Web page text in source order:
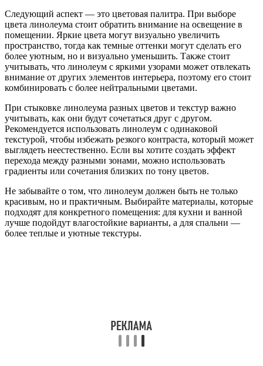
Следующий аспект — это цветовая палитра. При выборе
цвета линолеума стоит обратить внимание на освещение в
помещении. Яркие цвета могут визуально увеличить
пространство, тогда как темные оттенки могут сделать его
более уютным, но и визуально уменьшить. Также стоит
учитывать, что линолеум с яркими узорами может отвлекать
внимание от других элементов интерьера, поэтому его стоит
комбинировать с более нейтральными цветами.
При стыковке линолеума разных цветов и текстур важно
учитывать, как они будут сочетаться друг с другом.
Рекомендуется использовать линолеум с одинаковой
текстурой, чтобы избежать резкого контраста, который может
выглядеть неестественно. Если вы хотите создать эффект
перехода между разными зонами, можно использовать
градиенты или сочетания близких по тону цветов.
Не забывайте о том, что линолеум должен быть не только
красивым, но и практичным. Выбирайте материалы, которые
подходят для конкретного помещения: для кухни и ванной
лучше подойдут влагостойкие варианты, а для спальни —
более теплые и уютные текстуры.